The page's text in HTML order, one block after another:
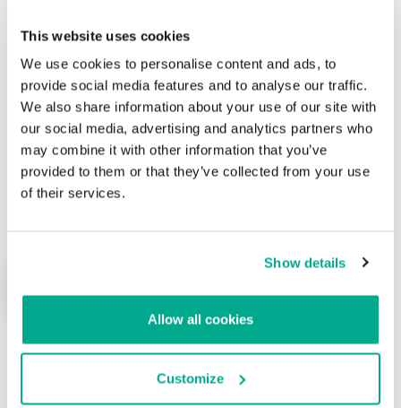
This website uses cookies
We use cookies to personalise content and ads, to
provide social media features and to analyse our traffic.
We also share information about your use of our site with
our social media, advertising and analytics partners who
may combine it with other information that you’ve
provided to them or that they’ve collected from your use
of their services.
Show details
Allow all cookies
Customize
Su dirección de correo electrónico no será publicada.
Nombre*
ÚLTIMAS PUBLICACIONES